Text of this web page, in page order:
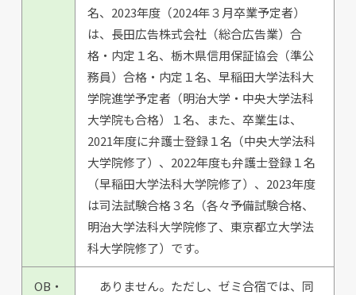
名、2023年度（2024年３月卒業予定者）
は、長田広告株式会社（総合広告業）合
格・内定１名、栃木県信用保証協会（準公
務員）合格・内定１名、早稲田大学法科大
学院進学予定者（明治大学・中央大学法科
大学院も合格）１名、また、卒業生は、
2021年度に弁護士登録１名（中央大学法科
大学院修了）、2022年度も弁護士登録１名
（早稲田大学法科大学院修了）、2023年度
は司法試験合格３名（各々予備試験合格、
明治大学法科大学院修了、東京都立大学法
科大学院修了）です。
OB・
ありません。ただし、ゼミ合宿では、同